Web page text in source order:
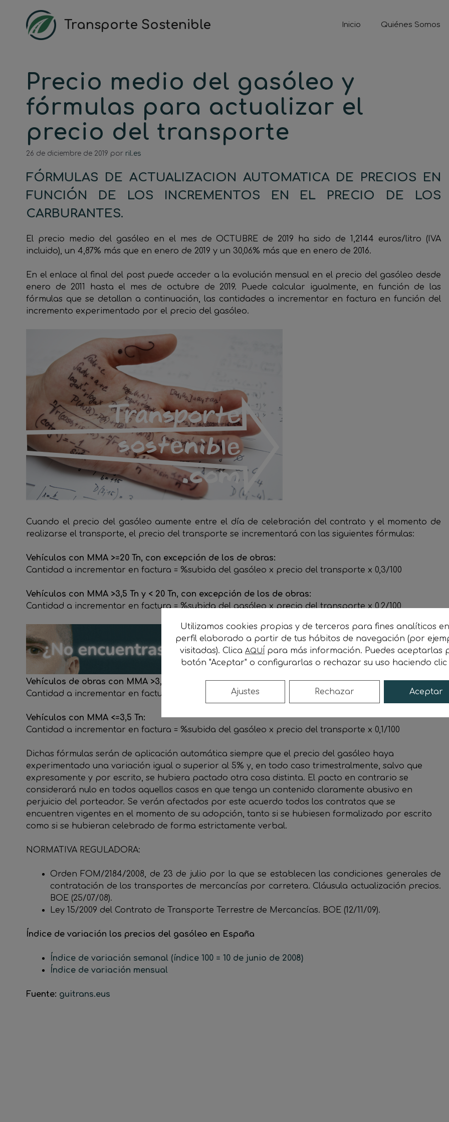
contenido
Transporte Sostenible Inicio Quiénes Somos
Precio medio del gasóleo y
fórmulas para actualizar el
precio del transporte
26 de diciembre de 2019 por ril.es
FÓRMULAS DE ACTUALIZACION AUTOMATICA DE PRECIOS EN
FUNCIÓN DE LOS INCREMENTOS EN EL PRECIO DE LOS
CARBURANTES.
El precio medio del gasóleo en el mes de OCTUBRE de 2019 ha sido de 1,2144 euros/litro (IVA
incluido), un 4,87% más que en enero de 2019 y un 30,06% más que en enero de 2016.
En el enlace al final del post puede acceder a la evolución mensual en el precio del gasóleo desde
enero de 2011 hasta el mes de octubre de 2019. Puede calcular igualmente, en función de las
fórmulas que se detallan a continuación, las cantidades a incrementar en factura en función del
incremento experimentado por el precio del gasóleo.
Cuando el precio del gasóleo aumente entre el día de celebración del contrato y el momento de
realizarse el transporte, el precio del transporte se incrementará con las siguientes fórmulas:
Vehículos con MMA >=20 Tn, con excepción de los de obras:
Cantidad a incrementar en factura = %subida del gasóleo x precio del transporte x 0,3/100
Vehículos con MMA >3,5 Tn y < 20 Tn, con excepción de los de obras:
Cantidad a incrementar en factura = %subida del gasóleo x precio del transporte x 0,2/100
Vehículos de obras con MMA >3,5 Tn:
Cantidad a incrementar en factura = %subida del gasóleo x precio del transporte x 0,2/100
Vehículos con MMA <=3,5 Tn:
Cantidad a incrementar en factura = %subida del gasóleo x precio del transporte x 0,1/100
Dichas fórmulas serán de aplicación automática siempre que el precio del gasóleo haya
experimentado una variación igual o superior al 5% y, en todo caso trimestralmente, salvo que
expresamente y por escrito, se hubiera pactado otra cosa distinta. El pacto en contrario se
considerará nulo en todos aquellos casos en que tenga un contenido claramente abusivo en
perjuicio del porteador. Se verán afectados por este acuerdo todos los contratos que se
encuentren vigentes en el momento de su adopción, tanto si se hubiesen formalizado por escrito
como si se hubieran celebrado de forma estrictamente verbal.
NORMATIVA REGULADORA:
Orden FOM/2184/2008, de 23 de julio por la que se establecen las condiciones generales de
contratación de los transportes de mercancías por carretera. Cláusula actualización precios.
BOE (25/07/08).
Ley 15/2009 del Contrato de Transporte Terrestre de Mercancías. BOE (12/11/09).
Índice de variación los precios del gasóleo en España
Índice de variación semanal (índice 100 = 10 de junio de 2008)
Índice de variación mensual
Fuente: guitrans.eus
Utilizamos cookies propias y de terceros para fines analíticos
perfil elaborado a partir de tus hábitos de navegación (por
visitadas). Clica AQUÍ para más información. Puedes aceptarlas
botón "Aceptar" o configurarlas o rechazar su uso haciendo clic
Aceptar
Rechazar
Ajustes